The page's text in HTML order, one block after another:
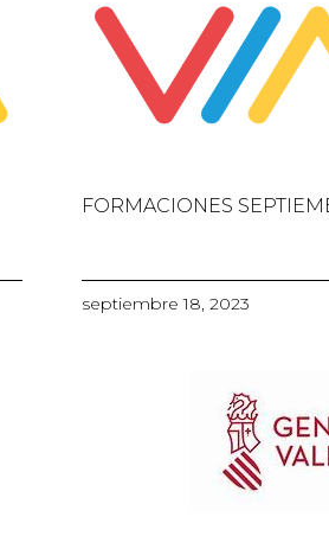
FORMACIONES
septiembre 18, 2023